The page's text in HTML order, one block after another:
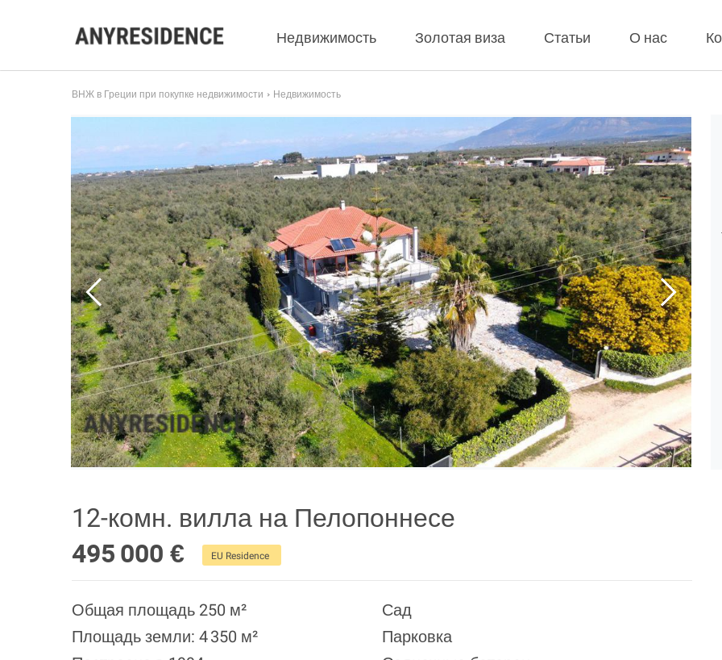
Недвижимость Золотая виза Статьи О нас
ВНЖ в Греции при покупке недвижимости Недвижимость
12-комн. вилла на Пелопоннесе
495 000 €
EU Residence
Общая площадь 250 м²
Площадь земли: 4 350 м²
Сад
Парковка